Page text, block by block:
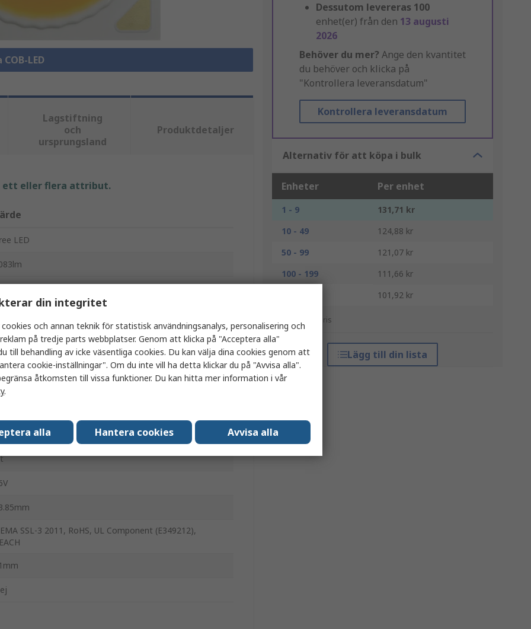
COB-LED
Dessutom levereras 100
enhet(er) från den 13 augusti
2026
Behöver du mer? Ange den kvantitet
du behöver och klicka på
"Kontrollera leveransdatum"
Kontrollera leveransdatum
Alternativ för att köpa i bulk
Enheter Per enhet
1 - 9
131,71 kr
10 - 49
124,88 kr
50 - 99
121,07 kr
100 - 199
111,66 kr
101,92 kr
*vägledande pris
Lägg till din lista
Lagstiftning
och
ursprungsland
Produktdetaljer
ett eller flera attribut.
LED
°
SSL-3 2011, RoHS, UL Component (E349212),
din integritet
cookies och annan teknik för statistisk användningsanalys, personalisering och
på tredje parts webbplatser. Genom att klicka på "Acceptera alla"
till behandling av icke väsentliga cookies. Du kan välja dina cookies genom att
cookie-inställningar". Om du inte vill ha detta klickar du på "Avvisa alla".
åtkomsten till vissa funktioner. Du kan hitta mer information i vår
.
alla Hantera cookies Avvisa alla